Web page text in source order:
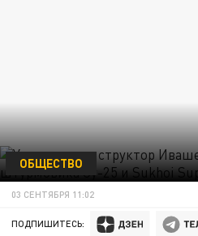
ОБЩЕСТВО
03 СЕНТЯБРЯ 11:02
ПОДПИШИТЕСЬ: